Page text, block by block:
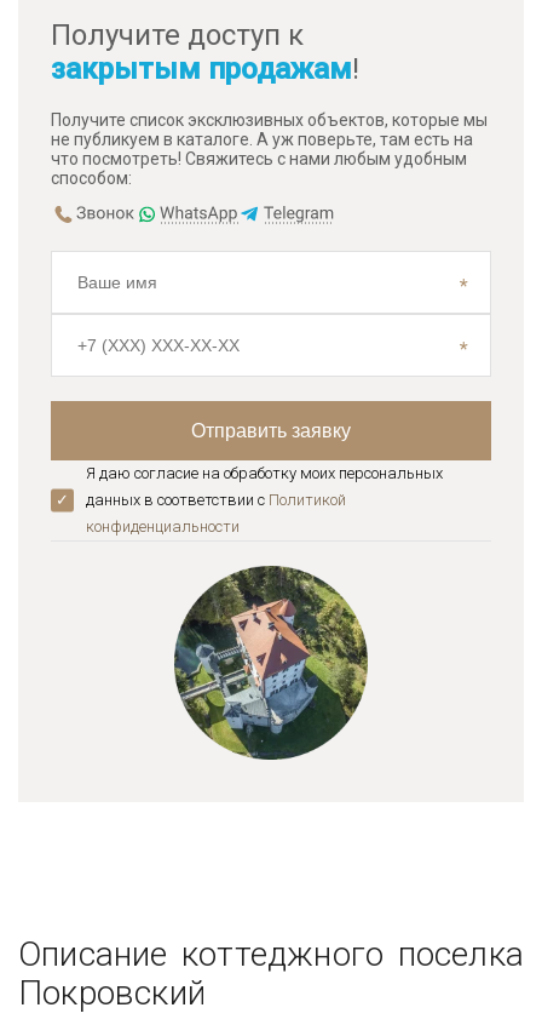
Получите доступ к
закрытым продажам!
Получите список эксклюзивных объектов, которые мы
не публикуем в каталоге. А уж поверьте, там есть на
что посмотреть! Свяжитесь с нами любым удобным
способом:
Я даю согласие на обработку моих персональных
данных в соответствии с Политикой
конфиденциальноcти
Описание коттеджного поселка
Покровский